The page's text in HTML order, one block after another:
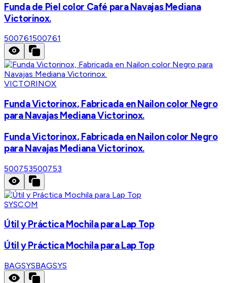
Funda de Piel color Café para Navajas Mediana
Victorinox.
500761500761
VICTORINOX
Funda Victorinox, Fabricada en Nailon color Negro
para Navajas Mediana Victorinox.
Funda Victorinox, Fabricada en Nailon color Negro
para Navajas Mediana Victorinox.
500753500753
SYSCOM
Útil y Práctica Mochila para Lap Top
Útil y Práctica Mochila para Lap Top
BAGSYSBAGSYS